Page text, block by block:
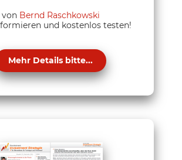
von Bernd Raschkowski
und kostenlos testen!
Mehr Details bitte...